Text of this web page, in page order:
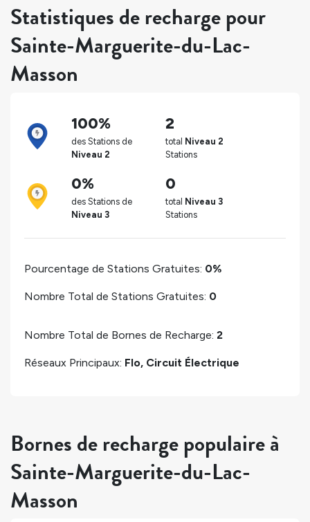
Statistiques de recharge pour
Sainte-Marguerite-du-Lac-
Masson
100%
des Stations de
Niveau 2
2
total Niveau 2
Stations
0%
des Stations de
Niveau 3
0
total Niveau 3
Stations
Pourcentage de Stations Gratuites: 0%
Nombre Total de Stations Gratuites: 0
Nombre Total de Bornes de Recharge: 2
Réseaux Principaux: Flo, Circuit Électrique
Bornes de recharge populaire à
Sainte-Marguerite-du-Lac-
Masson